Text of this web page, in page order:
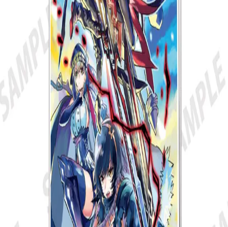
鵺の陰陽師 Ａ５アクリルパネル ９７
話Ｃカラーイラスト
2,970
税込
8,800 以上は送料無料
販売終了
お気に入りに登録する
※ お気に入り登録すると 再入荷時に通知を受け取れます
サイズ：A5 素材：アクリル
4580804251274